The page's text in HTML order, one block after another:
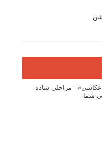
- مراحلی ساده
شما